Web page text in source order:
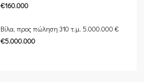
€160.000
Βίλα, προς πώληση 310 τ.μ. 5.000.000 €
€5.000.000